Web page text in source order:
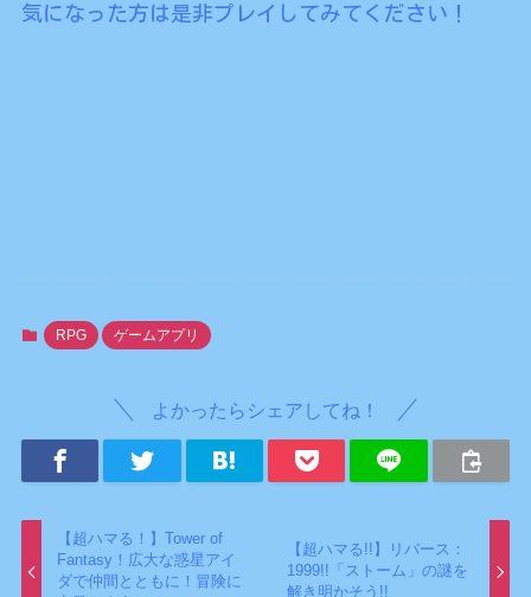
気になった方は是非プレイしてみてください！
RPG ゲームアプリ
よかったらシェアしてね！
【超ハマる！】Tower of
Fantasy！広大な惑星アイ
ダで仲間とともに！冒険に
【超ハマる!!】リバース：
1999!!「ストーム」の謎を
解き明かそう!!